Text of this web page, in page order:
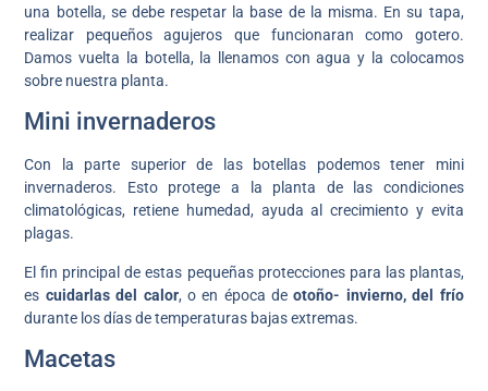
una botella, se debe respetar la base de la misma. En su tapa,
realizar pequeños agujeros que funcionaran como gotero.
Damos vuelta la botella, la llenamos con agua y la colocamos
sobre nuestra planta.
Mini invernaderos
Con la parte superior de las botellas podemos tener mini
invernaderos. Esto protege a la planta de las condiciones
climatológicas, retiene humedad, ayuda al crecimiento y evita
plagas.
El fin principal de estas pequeñas protecciones para las plantas,
es cuidarlas del calor, o en época deotoño- invierno, del frío
durante los días de temperaturas bajas extremas.
Macetas